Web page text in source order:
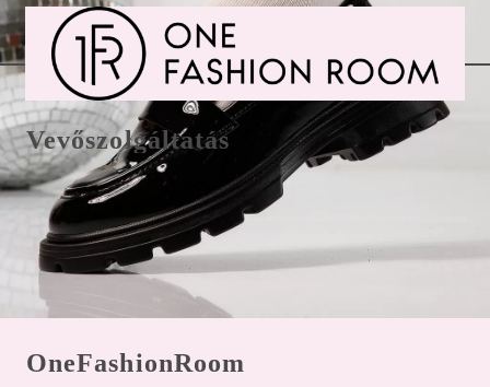
Vevőszolgáltatás
Csere/visszaküldés és fizetés
E-Mail office@onefashionroom.hu
Visszaküldési/csere űrlap
OneFashionRoom